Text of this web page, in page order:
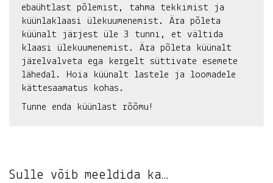
ebaühtlast põlemist, tahma tekkimist ja
küünlaklaasi ülekuumenemist. Ära põleta
küünalt järjest üle 3 tunni, et vältida
klaasi ülekuumenemist. Ära põleta küünalt
järelvalveta ega kergelt süttivate esemete
lähedal. Hoia küünalt lastele ja loomadele
kättesaamatus kohas.
Tunne enda küünlast rõõmu!
Sulle võib meeldida ka…